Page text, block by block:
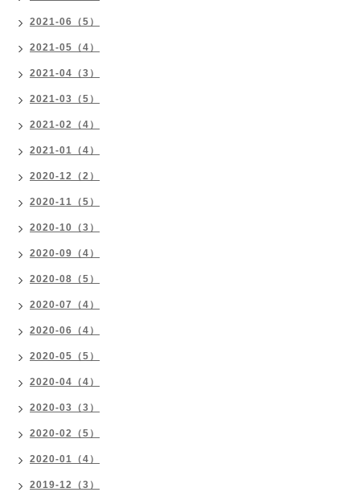
2021-06（5）
2021-05（4）
2021-04（3）
2021-03（5）
2021-02（4）
2021-01（4）
2020-12（2）
2020-11（5）
2020-10（3）
2020-09（4）
2020-08（5）
2020-07（4）
2020-06（4）
2020-05（5）
2020-04（4）
2020-03（3）
2020-02（5）
2020-01（4）
2019-12（3）